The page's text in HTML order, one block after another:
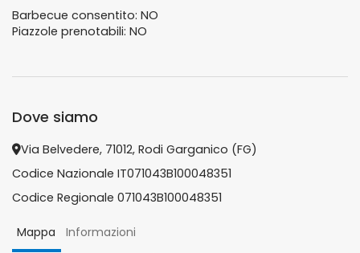
Barbecue consentito: NO
Piazzole prenotabili: NO
Dove siamo
Via Belvedere, 71012, Rodi Garganico (FG)
Codice Nazionale IT071043B100048351
Codice Regionale 071043B100048351
Mappa Informazioni